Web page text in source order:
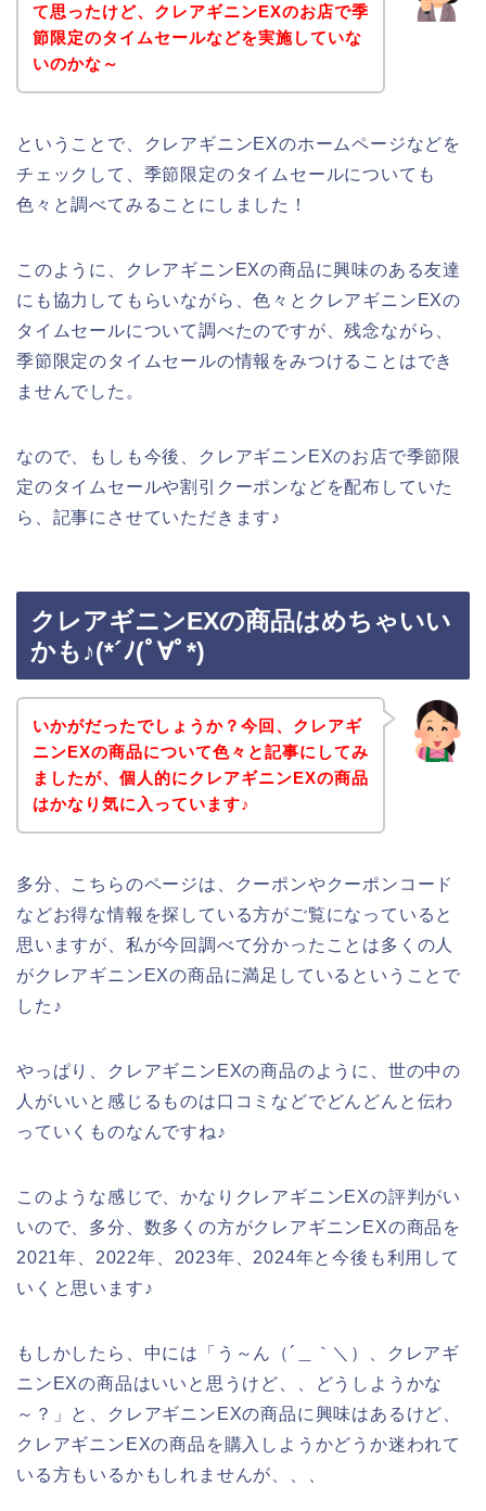
て思ったけど、クレアギニンEXのお店で季
節限定のタイムセールなどを実施していな
いのかな～
ということで、クレアギニンEXのホームページなどを
チェックして、季節限定のタイムセールについても
色々と調べてみることにしました！
このように、クレアギニンEXの商品に興味のある友達
にも協力してもらいながら、色々とクレアギニンEXの
タイムセールについて調べたのですが、残念ながら、
季節限定のタイムセールの情報をみつけることはでき
ませんでした。
なので、もしも今後、クレアギニンEXのお店で季節限
定のタイムセールや割引クーポンなどを配布していた
ら、記事にさせていただきます♪
クレアギニンEXの商品はめちゃいい
かも♪(*´ﾉ(ﾟ∀ﾟ*)
いかがだったでしょうか？今回、クレアギ
ニンEXの商品について色々と記事にしてみ
ましたが、個人的にクレアギニンEXの商品
はかなり気に入っています♪
多分、こちらのページは、クーポンやクーポンコード
などお得な情報を探している方がご覧になっていると
思いますが、私が今回調べて分かったことは多くの人
がクレアギニンEXの商品に満足しているということで
した♪
やっぱり、クレアギニンEXの商品のように、世の中の
人がいいと感じるものは口コミなどでどんどんと伝わ
っていくものなんですね♪
このような感じで、かなりクレアギニンEXの評判がい
いので、多分、数多くの方がクレアギニンEXの商品を
2021年、2022年、2023年、2024年と今後も利用して
いくと思います♪
もしかしたら、中には「う～ん（´＿｀＼）、クレアギ
ニンEXの商品はいいと思うけど、、どうしようかな
～？」と、クレアギニンEXの商品に興味はあるけど、
クレアギニンEXの商品を購入しようかどうか迷われて
いる方もいるかもしれませんが、、、